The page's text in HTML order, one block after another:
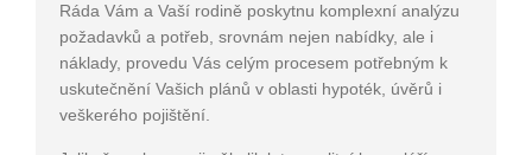
Ráda Vám a Vaší rodině poskytnu komplexní analýzu
požadavků a potřeb, srovnám nejen nabídky, ale i
náklady, provedu Vás celým procesem potřebným k
uskutečnění Vašich plánů v oblasti hypoték, úvěrů i
veškerého pojištění.